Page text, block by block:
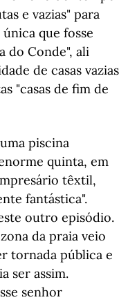
e vazias" para
que fosse
do Conde", ali
de casas vazias
"casas de fim de
piscina
quinta, em
têxtil,
fantástica".
outro episódio.
da praia veio
tornada pública e
ser assim.
senhor